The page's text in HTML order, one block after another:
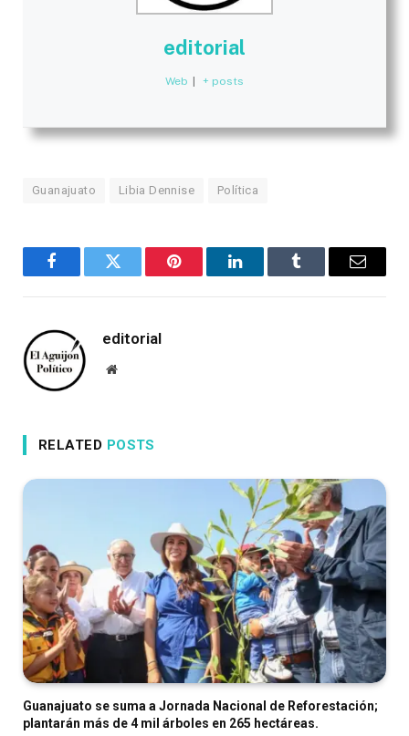
editorial
Web + posts
Guanajuato Libia Dennise Política
FacebookTwitter Pinterest LinkedInTumblr Email
editorial
Website
RELATED POSTS
Guanajuato se suma a Jornada Nacional de Reforestación;
plantarán más de 4 mil árboles en 265 hectáreas.